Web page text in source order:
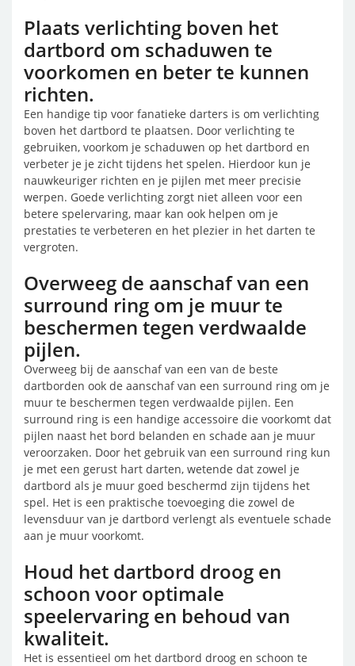
Plaats verlichting boven het
dartbord om schaduwen te
voorkomen en beter te kunnen
richten.
Een handige tip voor fanatieke darters is om verlichting
boven het dartbord te plaatsen. Door verlichting te
gebruiken, voorkom je schaduwen op het dartbord en
verbeter je je zicht tijdens het spelen. Hierdoor kun je
nauwkeuriger richten en je pijlen met meer precisie
werpen. Goede verlichting zorgt niet alleen voor een
betere spelervaring, maar kan ook helpen om je
prestaties te verbeteren en het plezier in het darten te
vergroten.
Overweeg de aanschaf van een
surround ring om je muur te
beschermen tegen verdwaalde
pijlen.
Overweeg bij de aanschaf van een van de beste
dartborden ook de aanschaf van een surround ring om je
muur te beschermen tegen verdwaalde pijlen. Een
surround ring is een handige accessoire die voorkomt dat
pijlen naast het bord belanden en schade aan je muur
veroorzaken. Door het gebruik van een surround ring kun
je met een gerust hart darten, wetende dat zowel je
dartbord als je muur goed beschermd zijn tijdens het
spel. Het is een praktische toevoeging die zowel de
levensduur van je dartbord verlengt als eventuele schade
aan je muur voorkomt.
Houd het dartbord droog en
schoon voor optimale
speelervaring en behoud van
kwaliteit.
Het is essentieel om het dartbord droog en schoon te